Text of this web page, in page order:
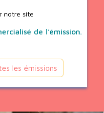
notre site
de l'émission.
les émissions